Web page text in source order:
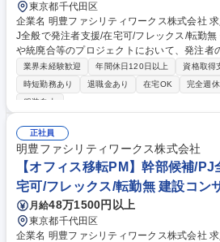
東京都千代田区
企業名 明豊ファシリティワークス株式会社 求人名 【オフィス移転PM】P
J全般で発注者支援/在宅可/フレックス/転勤無 仕事の内容 オフィスの移転
や統廃合等のプロジェクトにおいて、発注者
発注支援、施工マネジメント等、移転が完了
寄り添って推進していきます。 【詳細】お客様先の担当者や経営層、ビル
管理会社、施工会社、什器メーカー、当社の
新オフィスの完成を目指します。 【実績例（
ャパン、博報堂、ADKホールディングス、セ
KDDI、GMOインターネット 等多数 募集職種 【オフィス移転PM】PJ全般
で発注者支援/在宅可/フレックス/転勤無
業界未経験歓迎 年間休日120日以上 資格取得
時短勤務あり
退職金あり 在宅OK 完全週
服装自由
正社員
明豊ファシリティワークス株式会社
【オフィス移転PM】幹部候補/
宅可/フレックス/転勤無 建設コン
月給48万1500円以上
東京都千代田区
企業名 明豊ファシリティワークス株式会社 求人名 【オフィス移転PM】幹